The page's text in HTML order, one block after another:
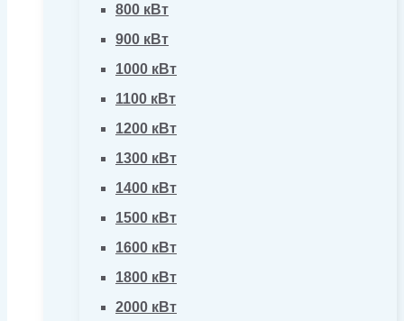
800 кВт
900 кВт
1000 кВт
1100 кВт
1200 кВт
1300 кВт
1400 кВт
1500 кВт
1600 кВт
1800 кВт
2000 кВт